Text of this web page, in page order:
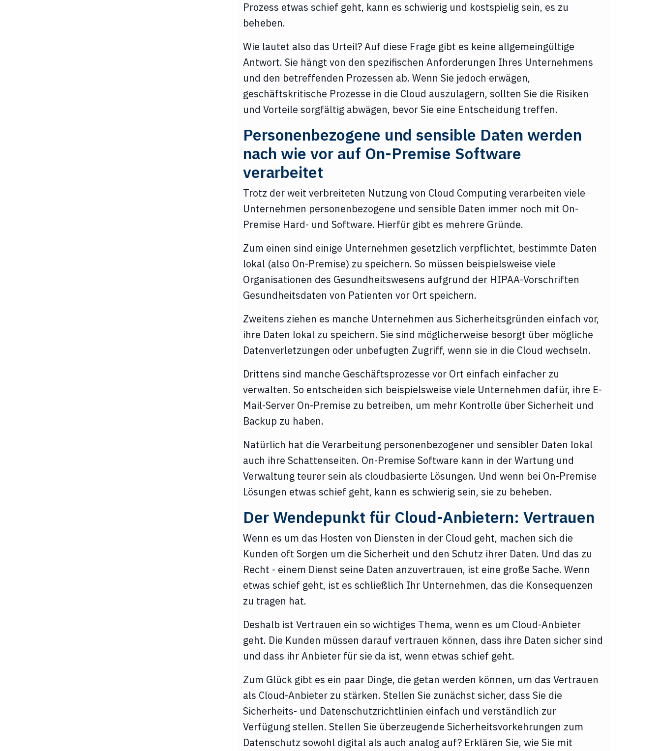
Prozess etwas schief geht, kann es schwierig und kostspielig sein, es zu
beheben.
Wie lautet also das Urteil? Auf diese Frage gibt es keine allgemeingültige
Antwort. Sie hängt von den spezifischen Anforderungen Ihres Unternehmens
und den betreffenden Prozessen ab. Wenn Sie jedoch erwägen,
geschäftskritische Prozesse in die Cloud auszulagern, sollten Sie die Risiken
und Vorteile sorgfältig abwägen, bevor Sie eine Entscheidung treffen.
Personenbezogene und sensible Daten werden
nach wie vor auf On-Premise Software
verarbeitet
Trotz der weit verbreiteten Nutzung von Cloud Computing verarbeiten viele
Unternehmen personenbezogene und sensible Daten immer noch mit On-
Premise Hard- und Software. Hierfür gibt es mehrere Gründe.
Zum einen sind einige Unternehmen gesetzlich verpflichtet, bestimmte Daten
lokal (also On-Premise) zu speichern. So müssen beispielsweise viele
Organisationen des Gesundheitswesens aufgrund der HIPAA-Vorschriften
Gesundheitsdaten von Patienten vor Ort speichern.
Zweitens ziehen es manche Unternehmen aus Sicherheitsgründen einfach vor,
ihre Daten lokal zu speichern. Sie sind möglicherweise besorgt über mögliche
Datenverletzungen oder unbefugten Zugriff, wenn sie in die Cloud wechseln.
Drittens sind manche Geschäftsprozesse vor Ort einfach einfacher zu
verwalten. So entscheiden sich beispielsweise viele Unternehmen dafür, ihre E-
Mail-Server On-Premise zu betreiben, um mehr Kontrolle über Sicherheit und
Backup zu haben.
Natürlich hat die Verarbeitung personenbezogener und sensibler Daten lokal
auch ihre Schattenseiten. On-Premise Software kann in der Wartung und
Verwaltung teurer sein als cloudbasierte Lösungen. Und wenn bei On-Premise
Lösungen etwas schief geht, kann es schwierig sein, sie zu beheben.
Der Wendepunkt für Cloud-Anbietern: Vertrauen
Wenn es um das Hosten von Diensten in der Cloud geht, machen sich die
Kunden oft Sorgen um die Sicherheit und den Schutz ihrer Daten. Und das zu
Recht - einem Dienst seine Daten anzuvertrauen, ist eine große Sache. Wenn
etwas schief geht, ist es schließlich Ihr Unternehmen, das die Konsequenzen
zu tragen hat.
Deshalb ist Vertrauen ein so wichtiges Thema, wenn es um Cloud-Anbieter
geht. Die Kunden müssen darauf vertrauen können, dass ihre Daten sicher sind
und dass ihr Anbieter für sie da ist, wenn etwas schief geht.
Zum Glück gibt es ein paar Dinge, die getan werden können, um das Vertrauen
als Cloud-Anbieter zu stärken. Stellen Sie zunächst sicher, dass Sie die
Sicherheits- und Datenschutzrichtlinien einfach und verständlich zur
Verfügung stellen. Stellen Sie überzeugende Sicherheitsvorkehrungen zum
Datenschutz sowohl digital als auch analog auf? Erklären Sie, wie Sie mit